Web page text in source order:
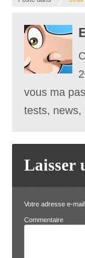
vous ma
tests, news,
Laisser
Votre adresse e-